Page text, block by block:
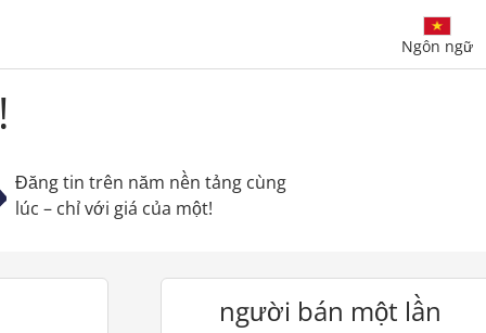
Ngôn ngữ
Đăng tin trên năm nền tảng cùng
lúc – chỉ với giá của một!
người bán một lần